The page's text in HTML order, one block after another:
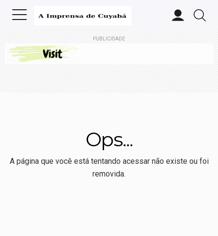
PUBLICIDADE
Ops...
A página que você está tentando acessar não existe ou foi
removida.